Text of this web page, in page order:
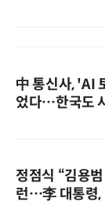
中 통신사, 'AI
었다…한국도
정점식 “김용
런…李 대통령,